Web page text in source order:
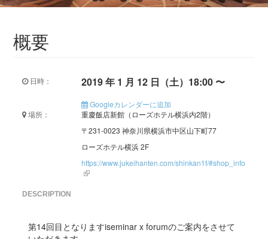
概要
日時： 2019 年 1 月 12 日（土）18:00 〜
Googleカレンダーに追加
場所：
重慶飯店新館（ローズホテル横浜内2階）
〒231-0023 神奈川県横浜市中区山下町77
ローズホテル横浜 2F
https://www.jukeihanten.com/shinkan1f/#shop_info
DESCRIPTION
第14回目となりますiseminar x forumのご案内をさせて